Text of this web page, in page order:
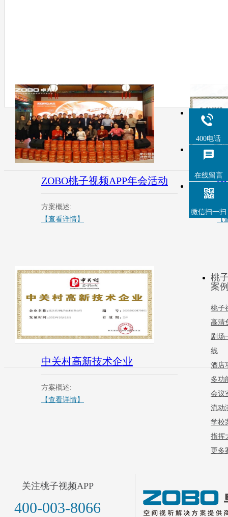
ZOBO桃子视频APP年会活动
方案概述:
【查看详情】
【
中关村高新技术企业
方案概述:
【查看详情】
桃
案
桃子
高清
剧场
线
酒店
多功
会议
流动
学校
指挥
更多
关注桃子视频APP
400-003-8066
400电话
在线留言
微信扫一扫